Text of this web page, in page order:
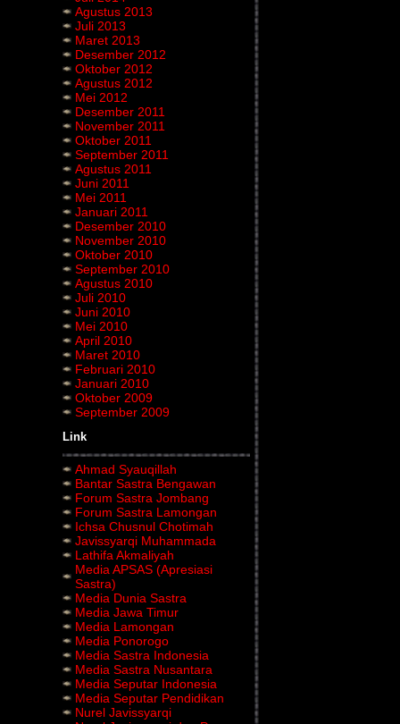
Agustus 2013
Juli 2013
Maret 2013
Desember 2012
Oktober 2012
Agustus 2012
Mei 2012
Desember 2011
November 2011
Oktober 2011
September 2011
Agustus 2011
Juni 2011
Mei 2011
Januari 2011
Desember 2010
November 2010
Oktober 2010
September 2010
Agustus 2010
Juli 2010
Juni 2010
Mei 2010
April 2010
Maret 2010
Februari 2010
Januari 2010
Oktober 2009
September 2009
Link
Ahmad Syauqillah
Bantar Sastra Bengawan
Forum Sastra Jombang
Forum Sastra Lamongan
Ichsa Chusnul Chotimah
Javissyarqi Muhammada
Lathifa Akmaliyah
Media APSAS (Apresiasi
Sastra)
Media Dunia Sastra
Media Jawa Timur
Media Lamongan
Media Ponorogo
Media Sastra Indonesia
Media Sastra Nusantara
Media Seputar Indonesia
Media Seputar Pendidikan
Nurel Javissyarqi